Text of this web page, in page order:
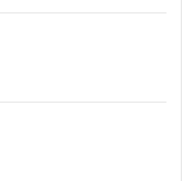
ラスⅡネオアンチゲン結合予測 ―
創薬研究【大谷悠喜，藤原嵩士，
解明と評価
行仮説 ―トランスオミクス解析
【幡野 敦，柚木克之】
く薬物標的探索戦略【小形
カー探索【三枝大輔】
ク解析：時間変化相関と細胞
AI駆動知識掘削 ―個別分子解
陽介，柚木克之】
予測するAI技術 ―ゲノムとト
拓く新しい治療戦略【難波里